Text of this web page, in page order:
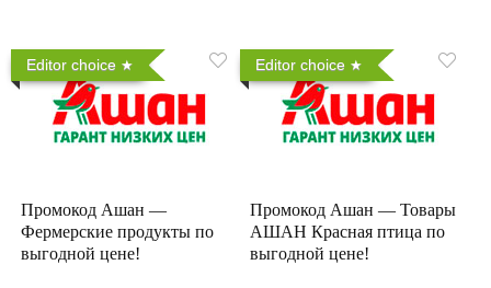
Editor choice
Промокод Ашан —
Фермерские продукты по
выгодной цене!
Editor choice
Промокод Ашан — Товары
АШАН Красная птица по
выгодной цене!